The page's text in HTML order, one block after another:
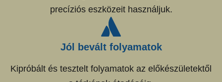
precíziós eszközeit használjuk.
Jól bevált folyamatok
Kipróbált és tesztelt folyamatok az előkészületektől